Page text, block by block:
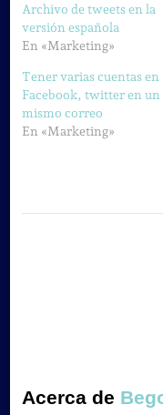
Archivo de tweets en la
versión española
En «Marketing»
Tener varias cuentas en
Facebook, twitter en un
mismo correo
En «Marketing»
Acerca de